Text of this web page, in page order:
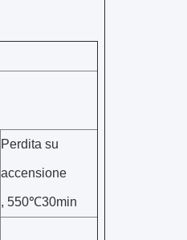
Perdita su
accensione
, 550℃30min